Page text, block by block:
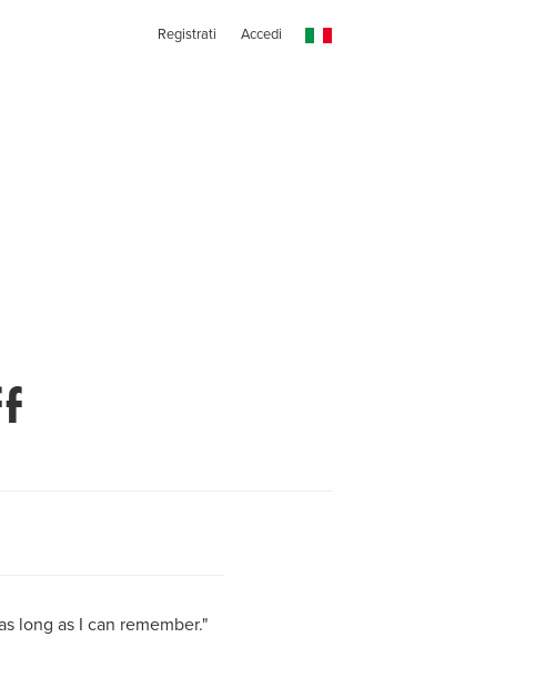
Registrati Accedi
long as I can remember."